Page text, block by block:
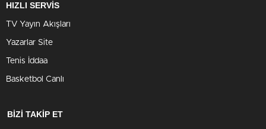
HIZLI SERVİS
TV Yayın Akışları
Yazarlar Site
Tenis İddaa
Basketbol Canlı
BİZİ TAKİP ET